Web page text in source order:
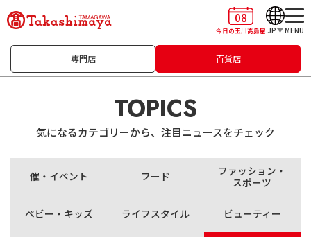
08
今日の玉川高島屋 JP MENU
専門店 百貨店
TOPICS
気になるカテゴリーから、注目ニュースをチェック
催・イベント フード
ファッション・
スポーツ
ベビー・キッズ ライフスタイル ビューティー